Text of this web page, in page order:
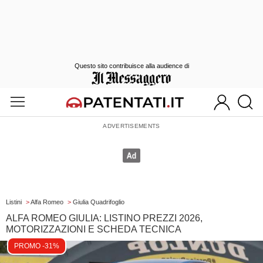
Listini >Alfa Romeo > Giulia Quadrifoglio
ALFA ROMEO GIULIA: LISTINO PREZZI 2026,
MOTORIZZAZIONI E SCHEDA TECNICA
PROMO -31%
Questo sito contribuisce alla audience di